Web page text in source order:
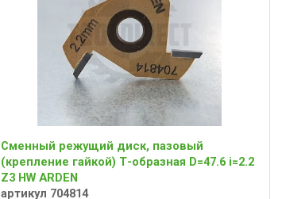
Сменный режущий диск, пазовый
(крепление гайкой) Т-образная D=47.6 i=2.2
Z3 HW ARDEN
артикул 704814